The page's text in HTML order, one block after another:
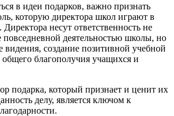
в идеи подарков, важно признать
которую директора школ играют в
Директора несут ответственность не
повседневной деятельностью школы, но
видения, создание позитивной учебной
благополучия учащихся и
подарка, который признает и ценит их
делу, является ключом к